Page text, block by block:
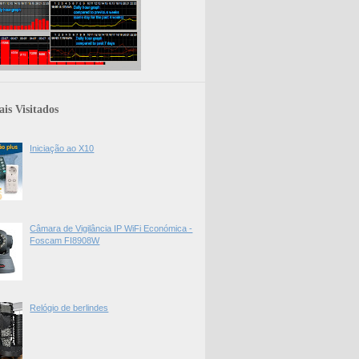
Visitados
Iniciação ao X10
Câmara de Vigilância IP WiFi Económica -
Foscam FI8908W
Relógio de berlindes